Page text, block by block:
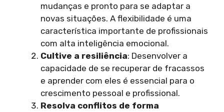
mudanças e pronto para se adaptar a
novas situações. A flexibilidade é uma
característica importante de profissionais
com alta inteligência emocional.
Cultive a resiliência: Desenvolver a
capacidade de se recuperar de fracassos
e aprender com eles é essencial para o
crescimento pessoal e profissional.
Resolva conflitos de forma